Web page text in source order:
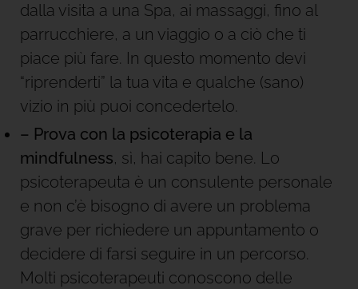
dalla visita a una Spa, ai massaggi, fino al
parrucchiere, a un viaggio o a ciò che ti
piace più fare. In questo momento devi
“riprenderti” la tua vita e qualche (sano)
vizio in più puoi concedertelo.
– Prova con la psicoterapia e la
mindfulness, sì, hai capito bene. Lo
psicoterapeuta è un consulente personale
e non c’è bisogno di avere un problema
grave per richiedere un appuntamento o
decidere di farsi seguire in un percorso.
Molti psicoterapeuti conoscono delle